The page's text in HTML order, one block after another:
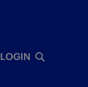
LOGIN